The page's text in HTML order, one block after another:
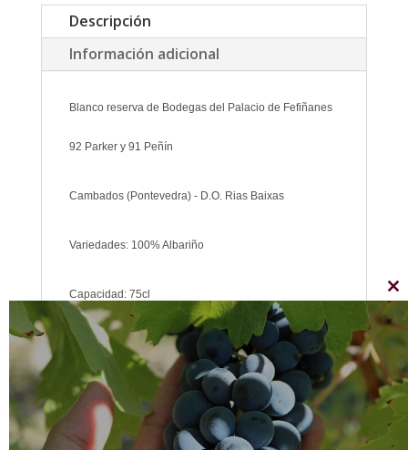
Año
2021
cantidad
Descripción
Información adicional
Blanco reserva de Bodegas del Palacio de Fefiñanes
92 Parker y 91 Peñín
Cambados (Pontevedra) - D.O. Rias Baixas
Variedades: 100% Albariño
Capacidad: 75cl
Graduación: 13,5%
Elaboración: Envejecido durante 27 meses en
depósitos de acero inoxidable, seis de ellos sobre